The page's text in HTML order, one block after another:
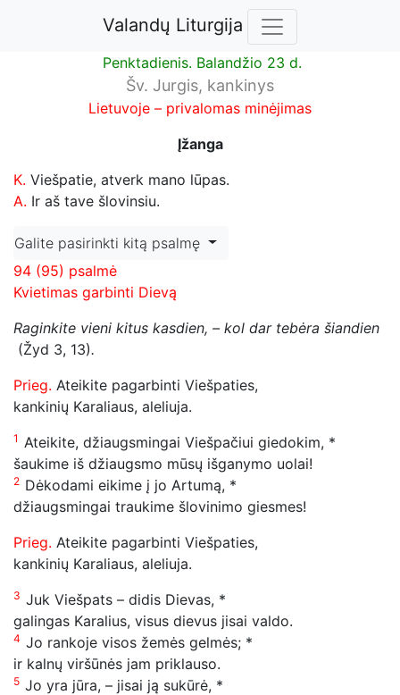
Valandų Liturgija
Penktadienis. Balandžio 23 d.
Šv. Jurgis, kankinys
Lietuvoje – privalomas minėjimas
Įžanga
K. Viešpatie, atverk mano lūpas.
A. Ir aš tave šlovinsiu.
Galite pasirinkti kitą psalmę
94 (95) psalmė
Kvietimas garbinti Dievą
Raginkite vieni kitus kasdien, – kol dar tebėra šiandien
(Žyd 3, 13).
Prieg. Ateikite pagarbinti Viešpaties,
kankinių Karaliaus, aleliuja.
1 Ateikite, džiaugsmingai Viešpačiui giedokim, *
šaukime iš džiaugsmo mūsų išganymo uolai!
2 Dėkodami eikime į jo Artumą, *
džiaugsmingai traukime šlovinimo giesmes!
Prieg. Ateikite pagarbinti Viešpaties,
kankinių Karaliaus, aleliuja.
3 Juk Viešpats – didis Dievas, *
galingas Karalius, visus dievus jisai valdo.
4 Jo rankoje visos žemės gelmės; *
ir kalnų viršūnės jam priklauso.
5 Jo yra jūra, – jisai ją sukūrė, *